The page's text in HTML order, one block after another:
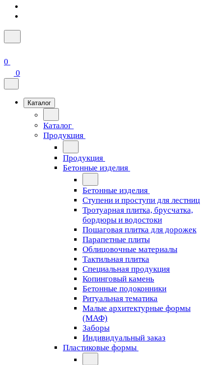
0
0
Каталог
Каталог
Продукция
Продукция
Бетонные изделия
Бетонные изделия
Ступени и проступи для лестниц
Тротуарная плитка, брусчатка,
бордюры и водостоки
Пошаговая плитка для дорожек
Парапетные плиты
Облицовочные материалы
Тактильная плитка
Специальная продукция
Копинговый камень
Бетонные подоконники
Ритуальная тематика
Малые архитектурные формы
(МАФ)
Заборы
Индивидуальный заказ
Пластиковые формы